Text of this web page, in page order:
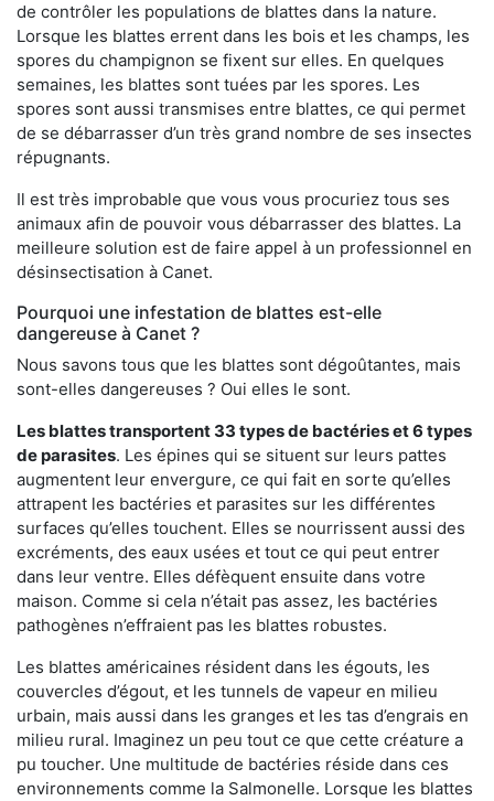
de contrôler les populations de blattes dans la nature.
Lorsque les blattes errent dans les bois et les champs, les
spores du champignon se fixent sur elles. En quelques
semaines, les blattes sont tuées par les spores. Les
spores sont aussi transmises entre blattes, ce qui permet
de se débarrasser d’un très grand nombre de ses insectes
répugnants.
Il est très improbable que vous vous procuriez tous ses
animaux afin de pouvoir vous débarrasser des blattes. La
meilleure solution est de faire appel à un professionnel en
désinsectisation à Canet.
Pourquoi une infestation de blattes est-elle
dangereuse à Canet ?
Nous savons tous que les blattes sont dégoûtantes, mais
sont-elles dangereuses ? Oui elles le sont.
Les blattes transportent 33 types de bactéries et 6 types
de parasites. Les épines qui se situent sur leurs pattes
augmentent leur envergure, ce qui fait en sorte qu’elles
attrapent les bactéries et parasites sur les différentes
surfaces qu’elles touchent. Elles se nourrissent aussi des
excréments, des eaux usées et tout ce qui peut entrer
dans leur ventre. Elles défèquent ensuite dans votre
maison. Comme si cela n’était pas assez, les bactéries
pathogènes n’effraient pas les blattes robustes.
Les blattes américaines résident dans les égouts, les
couvercles d’égout, et les tunnels de vapeur en milieu
urbain, mais aussi dans les granges et les tas d’engrais en
milieu rural. Imaginez un peu tout ce que cette créature a
pu toucher. Une multitude de bactéries réside dans ces
environnements comme la Salmonelle. Lorsque les blattes